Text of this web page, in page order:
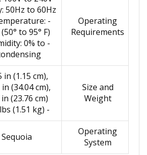
Operating
Requirements
50Hz to 60Hz
to 95° F)
0% to
Size and
Weight
in (1.15 cm),
(34.04 cm),
(23.76 cm)
- Weight: 3.3 lbs (1.51 kg)
Operating
System
Sequoia